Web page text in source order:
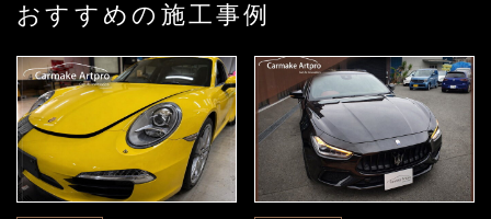
おすすめの施工事例